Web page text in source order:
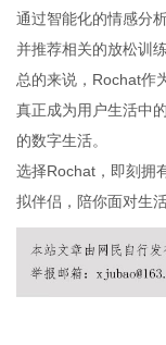
通过智能化的情感分
并推荐相关的放松训
总的来说，Rochat作
真正成为用户生活中
的数字生活。
选择Rochat，即刻拥
拟伴侣，陪你面对生